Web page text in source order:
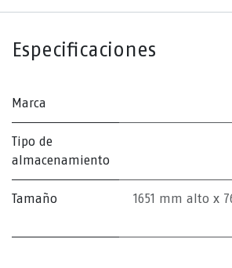
Especificaciones
Marca
Tipo de
almacenamiento
Tamaño
1651 mm alto x